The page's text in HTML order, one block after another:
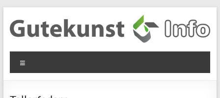
content
Gutekunst
Formfedern
GmbH
Informationen